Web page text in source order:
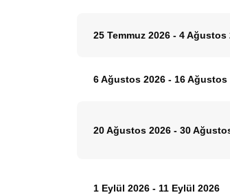
25 Temmuz 2026 - 4 Ağustos
6 Ağustos 2026 - 16 Ağustos
20 Ağustos 2026 - 30
1 Eylül 2026 - 11 Eylül 2026